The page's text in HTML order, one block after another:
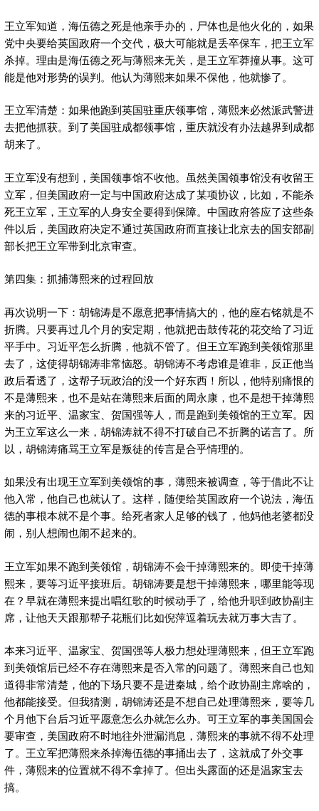
王立军知道，海伍德之死是他亲手办的，尸体也是他火化的，如果
党中央要给英国政府一个交代，极大可能就是丢卒保车，把王立军
杀掉。理由是海伍德之死与薄熙来无关，是王立军莽撞从事。这可
能是他对形势的误判。他认为薄熙来如果不保他，他就惨了。
王立军清楚：如果他跑到英国驻重庆领事馆，薄熙来必然派武警进
去把他抓获。到了美国驻成都领事馆，重庆就没有办法越界到成都
胡来了。
王立军没有想到，美国领事馆不收他。虽然美国领事馆没有收留王
立军，但美国政府一定与中国政府达成了某项协议，比如，不能杀
死王立军，王立军的人身安全要得到保障。中国政府答应了这些条
件以后，美国政府决定不通过英国政府而直接让北京去的国安部副
部长把王立军带到北京审查。
第四集：抓捕薄熙来的过程回放
再次说明一下：胡锦涛是不愿意把事情搞大的，他的座右铭就是不
折腾。只要再过几个月的安定期，他就把击鼓传花的花交给了习近
平手中。习近平怎么折腾，他就不管了。但王立军跑到美领馆那里
去了，这使得胡锦涛非常恼怒。胡锦涛不考虑谁是谁非，反正他当
政后看透了，这帮子玩政治的没一个好东西！所以，他特别痛恨的
不是薄熙来，也不是站在薄熙来后面的周永康，也不是想干掉薄熙
来的习近平、温家宝、贺国强等人，而是跑到美领馆的王立军。因
为王立军这么一来，胡锦涛就不得不打破自己不折腾的诺言了。所
以，胡锦涛痛骂王立军是叛徒的传言是合乎情理的。
如果没有出现王立军到美领馆的事，薄熙来被调查，等于借此不让
他入常，他自己也就认了。这样，随便给英国政府一个说法，海伍
德的事根本就不是个事。给死者家人足够的钱了，他妈他老婆都没
闹，别人想闹也闹不起来的。
王立军如果不跑到美领馆，胡锦涛不会干掉薄熙来的。即使干掉薄
熙来，要等习近平接班后。胡锦涛要是想干掉薄熙来，哪里能等现
在？早就在薄熙来提出唱红歌的时候动手了，给他升职到政协副主
席，让他天天跟那帮子花瓶们比如倪萍逗着玩去就万事大吉了。
本来习近平、温家宝、贺国强等人极力想处理薄熙来，但王立军跑
到美领馆后已经不存在薄熙来是否入常的问题了。薄熙来自己也知
道得非常清楚，他的下场只要不是进秦城，给个政协副主席啥的，
他都能接受。但我猜测，胡锦涛还是不想自己处理薄熙来，要等几
个月他下台后习近平愿意怎么办就怎么办。可王立军的事美国国会
要审查，美国政府不时地往外泄漏消息，薄熙来的事就不得不处理
了。王立军把薄熙来杀掉海伍德的事捅出去了，这就成了外交事
件，薄熙来的位置就不得不拿掉了。但出头露面的还是温家宝去
搞。